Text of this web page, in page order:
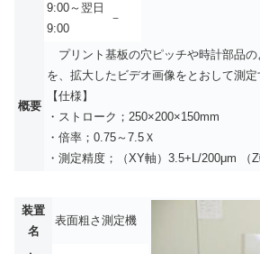
9:00～翌日
9:00
－
概要
プリント基板の穴ピッチや時計部品
を、拡大したビデオ画像をとおして測定
【仕様】
・ストローク；250×200×150mm
・倍率；0.75～7.5Ｘ
・測定精度；（XY軸）3.5+L/200μm （
装置
名
表面粗さ測定機